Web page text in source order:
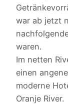
war ab jetzt
waren.
Im netten
einen
moderne
Oranje River.